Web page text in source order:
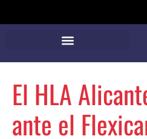
El HLA
ante el